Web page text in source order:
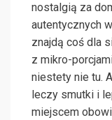
nostalgią za
autentycznych
znajdą coś dla
z mikro-
niestety nie tu.
leczy smutki i
miejscem